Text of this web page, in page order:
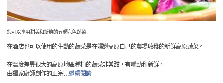
您可以享用甜美和新鮮的五顏六色蔬菜
在酒店也可以使用的生動的蔬菜是在嬬戀高原自己的農場收穫的新鮮高原蔬菜。
在溫度差異很大的高原地區種植的蔬菜非常甜，有嚼勁和新鮮，
由獨家廚師創作的正宗…繼續閱讀